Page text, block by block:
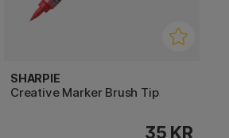
SHARPIE
Creative Marker Brush Tip
35 KR